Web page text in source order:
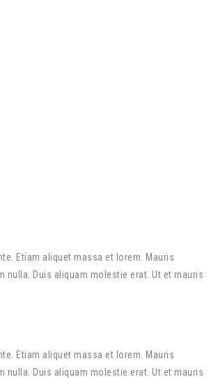
Etiam aliquet massa et lorem. Mauris
Duis aliquam molestie erat. Ut et mauris
Etiam aliquet massa et lorem. Mauris
Duis aliquam molestie erat. Ut et mauris